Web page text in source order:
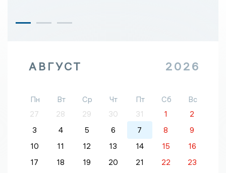
АВГУСТ 2026
Пн Вт Ср Чт Пт Сб
Вс
27
28 29 30 31 1
2
3
4 5 6 7 8
9
10
11 12 13 14 15
16
17
18 19 20 21 22
23